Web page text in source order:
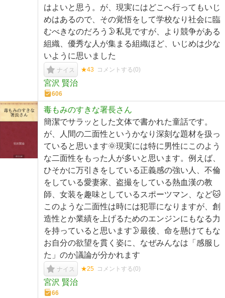
はよいと思う。が、現実にはどこへ行ってもいじ
めはあるので、その覚悟をして学校なり社会に臨
むべきなのだろう🌛私見ですが、より競争がある
組織、優秀な人が集まる組織ほど、いじめは少な
いように思いました
ナイス ★43 コメントする(0)
宮沢 賢治
606
毒もみのすきな署長さん
簡潔でサラッとした文体で書かれた童話です。
が、人間の二面性というかなり深刻な題材を扱っ
ていると思います🌞現実には特に男性にこのよう
な二面性をもった人が多いと思います。例えば、
ひそかに万引きをしている正義感の強い人、不倫
をしている愛妻家、盗撮をしている熱血漢の教
師、女装を趣味としているスポーツマン、など🐱
このような二面性は時には犯罪になりますが、創
造性とか業績を上げるためのエンジンにもなる力
を持っていると思います🌛最後、命を懸けてもな
お自分の欲望を貫く姿に、なぜみんなは「感服し
た」のか議論が分かれます
ナイス ★25 コメントする(0)
宮沢 賢治
66